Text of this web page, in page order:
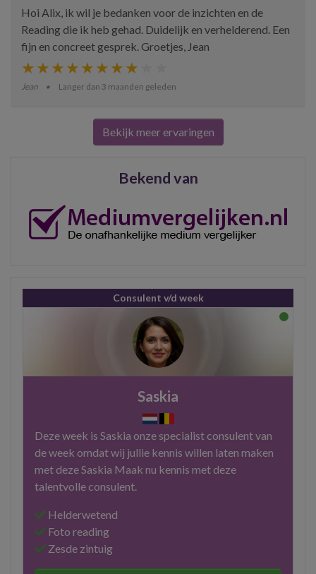
Hoi Alix, ik wil je bedanken voor de inzichten en de
Reading die ik heb gehad. Duidelijk en verhelderend. Een
fijn en concreet gesprek. Groetjes, Jean
Jean Langer dan 3 maanden geleden
Bekijk meer ervaringen
Bekend van
Consulent v/d week
Saskia
Deze week is Saskia onze specialist consulent van
de week omdat wij jullie kennis willen laten maken
met deze Saskia Maak nu kennis met deze
talentvolle consulent.
Helderwetend
Foto reading
Zesde zintuig